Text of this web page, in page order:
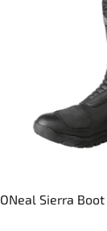
ONeal Sierra